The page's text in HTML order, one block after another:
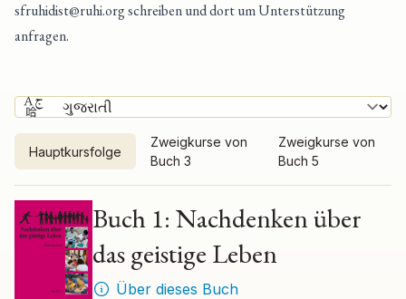
sfruhidist@ruhi.orgschreiben und dort um Unterstützung
anfragen.
Hauptkursfolge
Zweigkurse von
Buch 3
Zweigkurse von
Buch 5
Buch 1: Nachdenken über
das geistige Leben
Über dieses Buch